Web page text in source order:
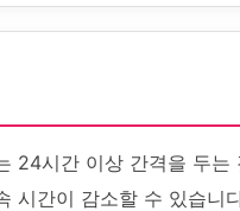
24시간 이상 간격을 두는
시간이 감소할 수 있습니